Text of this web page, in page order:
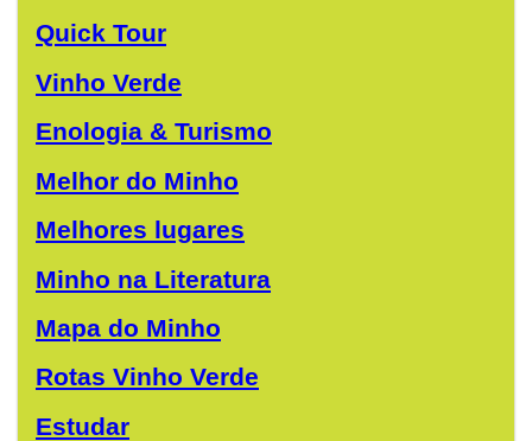
Quick Tour
Vinho Verde
Enologia & Turismo
Melhor do Minho
Melhores lugares
Minho na Literatura
Mapa do Minho
Rotas Vinho Verde
Estudar